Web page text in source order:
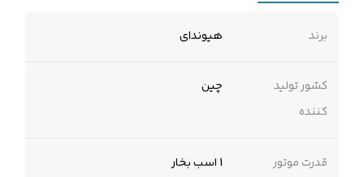
برند هیوندای
کشور تولید
کننده
چین
قدرت موتور 1 اسب بخار